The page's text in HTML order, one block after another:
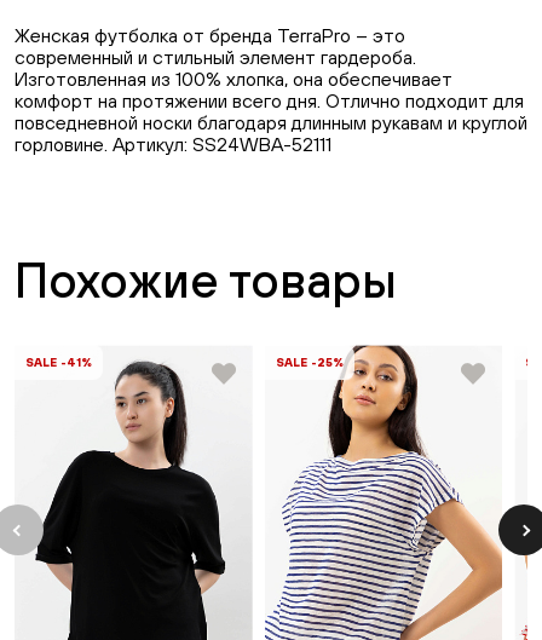
Женская футболка от бренда TerraPro – это
современный и стильный элемент гардероба.
Изготовленная из 100% хлопка, она обеспечивает
комфорт на протяжении всего дня. Отлично подходит для
повседневной носки благодаря длинным рукавам и круглой
горловине. Артикул: SS24WBA-52111
Похожие товары
SALE -41% SALE -25%